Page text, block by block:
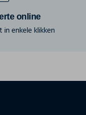
online
enkele klikken